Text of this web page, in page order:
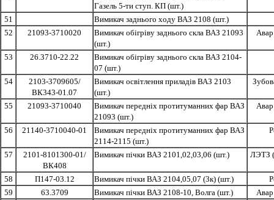
Газель 5-ти ступ. КП (шт.)
51
Вимикач заднього ходу ВАЗ 2108 (шт.)
52
21093-3710020
Вимикач обігріву заднього скла ВАЗ 21093
(шт.)
53 26.3710-22.22
Вимикач обігріву заднього скла ВАЗ 2104-
07 (шт.)
54
2103-3709605/
ВК343-01.07
Вимикач освітлення приладів ВАЗ 2103
(шт.)
55 21093-3710040
Вимикач передніх протитуманних фар ВАЗ
21093 (шт.)
56 21140-3710040-01
Вимикач передніх протитуманних фар ВАЗ
2114-2115 (шт.)
57
2101-8101300-01/
ВК408
Вимикач пічки ВАЗ 2101,02,03,06 (шт.) ЛЭТЗ
58 П147-03.12 Вимикач пічки ВАЗ 2104,05,07 (3к) (шт.)
59
63.3709 Вимикач пічки ВАЗ 2108-10, Волга (шт.)